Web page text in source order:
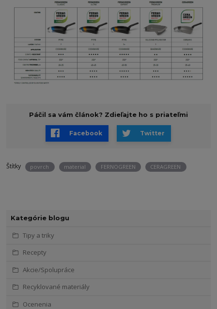
Kategórie blogu
Tipy a triky
Recepty
Akcie/Spolupráce
Recyklované materiály
Ocenenia
Páčil sa vám článok? Zdieľajte ho s priateľmi
Facebook Twitter
Štítky povrch material FERNOGREEN CERAGREEN